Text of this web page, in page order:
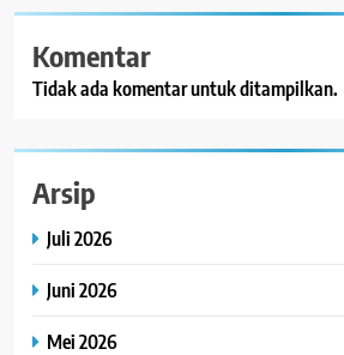
Komentar
Tidak ada komentar untuk ditampilkan.
Arsip
Juli 2026
Juni 2026
Mei 2026